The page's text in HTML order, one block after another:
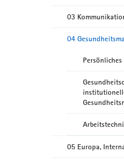
03
04
05 Europa,